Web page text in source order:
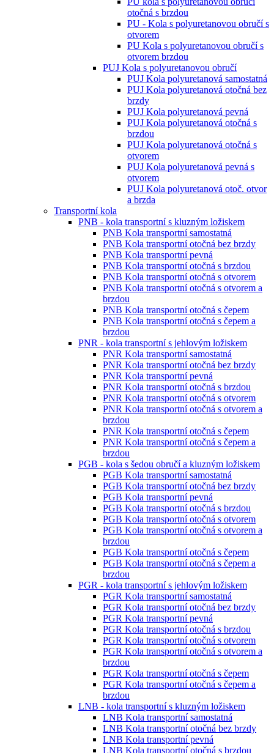
otočná s brzdou
PU - Kola s polyuretanovou obručí s
otvorem
PU Kola s polyuretanovou obručí s
otvorem brzdou
PUJ Kola s polyuretanovou obručí
PUJ Kola polyuretanová samostatná
PUJ Kola polyuretanová otočná bez
brzdy
PUJ Kola polyuretanová pevná
PUJ Kola polyuretanová otočná s
brzdou
PUJ Kola polyuretanová otočná s
otvorem
PUJ Kola polyuretanová pevná s
otvorem
PUJ Kola polyuretanová otoč. otvor
a brzda
Transportní kola
PNB - kola transportní s kluzným ložiskem
PNB Kola transportní samostatná
PNB Kola transportní otočná bez brzdy
PNB Kola transportní pevná
PNB Kola transportní otočná s brzdou
PNB Kola transportní otočná s otvorem
PNB Kola transportní otočná s otvorem a
brzdou
PNB Kola transportní otočná s čepem
PNB Kola transportní otočná s čepem a
brzdou
PNR - kola transportní s jehlovým ložiskem
PNR Kola transportní samostatná
PNR Kola transportní otočná bez brzdy
PNR Kola transportní pevná
PNR Kola transportní otočná s brzdou
PNR Kola transportní otočná s otvorem
PNR Kola transportní otočná s otvorem a
brzdou
PNR Kola transportní otočná s čepem
PNR Kola transportní otočná s čepem a
brzdou
PGB - kola s šedou obručí a kluzným ložiskem
PGB Kola transportní samostatná
PGB Kola transportní otočná bez brzdy
PGB Kola transportní pevná
PGB Kola transportní otočná s brzdou
PGB Kola transportní otočná s otvorem
PGB Kola transportní otočná s otvorem a
brzdou
PGB Kola transportní otočná s čepem
PGB Kola transportní otočná s čepem a
brzdou
PGR - kola transportní s jehlovým ložiskem
PGR Kola transportní samostatná
PGR Kola transportní otočná bez brzdy
PGR Kola transportní pevná
PGR Kola transportní otočná s brzdou
PGR Kola transportní otočná s otvorem
PGR Kola transportní otočná s otvorem a
brzdou
PGR Kola transportní otočná s čepem
PGR Kola transportní otočná s čepem a
brzdou
LNB - kola transportní s kluzným ložiskem
LNB Kola transportní samostatná
LNB Kola transportní otočná bez brzdy
LNB Kola transportní pevná
LNB Kola transportní otočná s brzdou